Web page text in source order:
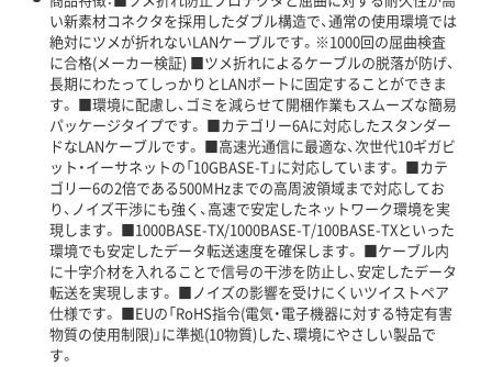
い新素材コネクタを採用したダブル構造で、通常の使用環境では
絶対にツメが折れないLANケーブルです。※1000回の屈曲検査
に合格(メーカー検証) ■ツメ折れによるケーブルの脱落が防げ、
長期にわたってしっかりとLANポートに固定することができま
す。 ■環境に配慮し、ゴミを減らせて開梱作業もスムーズな簡易
パッケージタイプです。 ■カテゴリー6Aに対応したスタンダー
ドなLANケーブルです。 ■高速光通信に最適な、次世代10ギガビ
ット・イーサネットの「10GBASE-T」に対応しています。 ■カテ
ゴリー6の2倍である500MHzまでの高周波領域まで対応してお
り、ノイズ干渉にも強く、高速で安定したネットワーク環境を実
現します。 ■1000BASE-TX/1000BASE-T/100BASE-TXといった
環境でも安定したデータ転送速度を確保します。 ■ケーブル内
に十字介材を入れることで信号の干渉を防止し、安定したデータ
転送を実現します。 ■ノイズの影響を受けにくいツイストペア
仕様です。 ■EUの「RoHS指令(電気・電子機器に対する特定有害
物質の使用制限)」に準拠(10物質)した、環境にやさしい製品で
す。